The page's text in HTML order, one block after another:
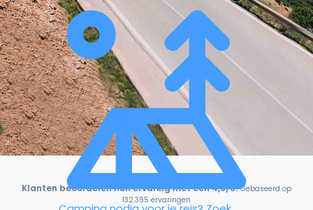
Klanten beoordelen hun ervaring met een 4,9/5! Gebaseerd op
132.395 ervaringen